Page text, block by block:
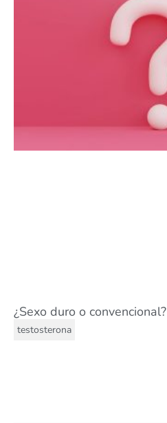
¿Sexo duro o convencional?
testosterona